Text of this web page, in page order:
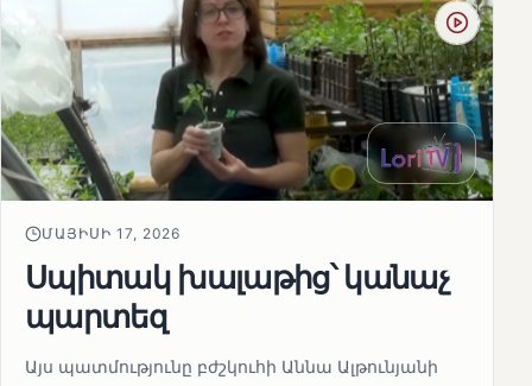
ՄԱՅԻՍԻ 17, 2026
Սպիտակ խալաթից՝ կանաչ
պարտեզ
Այս պատմությունը բժշկուհի Աննա Ալթունյանի